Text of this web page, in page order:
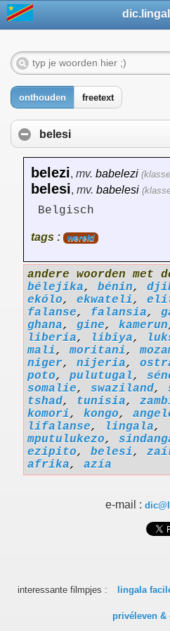
onthouden freetext
belesi
belezi, mv. babelezi
belesi, mv. babelesi
Belgisch
tags : wereld
andere woorden met
bélejika, bénin,
ekólo, ekwateli,
falanse, falansia,
ghana, gine, kamerun
liberia, libîya,
mali,moritani,
niger, nijeria,
poto, pulutugal,
somalie, swaziland,
tshad, tunisia,
komori, kongo,
lifalanse, lingala,
mputulukezo,
ezipito, belesi,
afrika, azía
e-mail :
interessante filmpjes : lingala
privéleven &